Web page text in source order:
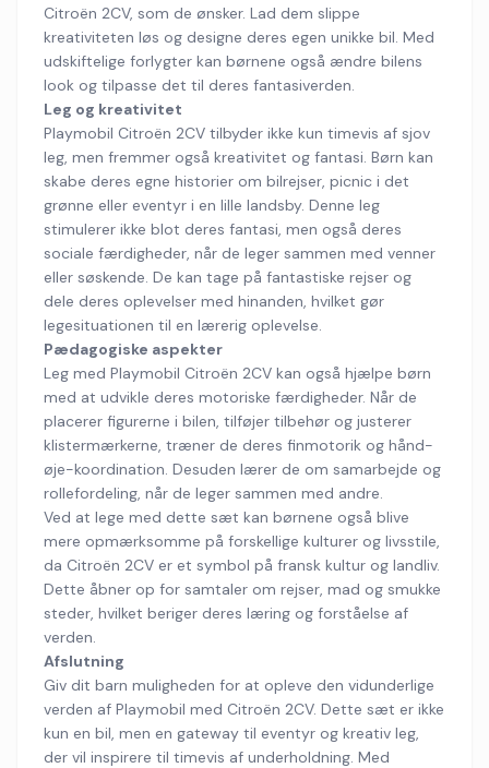
Citroën 2CV, som de ønsker. Lad dem slippe
kreativiteten løs og designe deres egen unikke bil. Med
udskiftelige forlygter kan børnene også ændre bilens
look og tilpasse det til deres fantasiverden.
Leg og kreativitet
Playmobil Citroën 2CV tilbyder ikke kun timevis af sjov
leg, men fremmer også kreativitet og fantasi. Børn kan
skabe deres egne historier om bilrejser, picnic i det
grønne eller eventyr i en lille landsby. Denne leg
stimulerer ikke blot deres fantasi, men også deres
sociale færdigheder, når de leger sammen med venner
eller søskende. De kan tage på fantastiske rejser og
dele deres oplevelser med hinanden, hvilket gør
legesituationen til en lærerig oplevelse.
Pædagogiske aspekter
Leg med Playmobil Citroën 2CV kan også hjælpe børn
med at udvikle deres motoriske færdigheder. Når de
placerer figurerne i bilen, tilføjer tilbehør og justerer
klistermærkerne, træner de deres finmotorik og hånd-
øje-koordination. Desuden lærer de om samarbejde og
rollefordeling, når de leger sammen med andre.
Ved at lege med dette sæt kan børnene også blive
mere opmærksomme på forskellige kulturer og livsstile,
da Citroën 2CV er et symbol på fransk kultur og landliv.
Dette åbner op for samtaler om rejser, mad og smukke
steder, hvilket beriger deres læring og forståelse af
verden.
Afslutning
Giv dit barn muligheden for at opleve den vidunderlige
verden af Playmobil med Citroën 2CV. Dette sæt er ikke
kun en bil, men en gateway til eventyr og kreativ leg,
der vil inspirere til timevis af underholdning. Med